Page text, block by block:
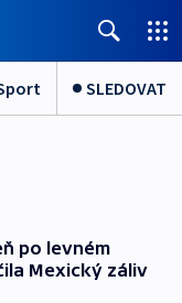
SLEDOVAT
po levném
Mexický záliv